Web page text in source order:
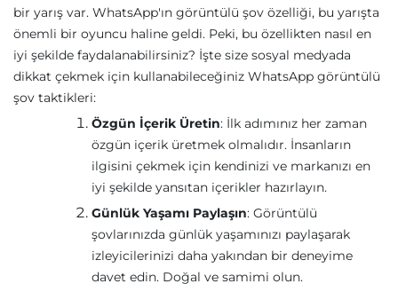
bir yarış var. WhatsApp'ın görüntülü şov özelliği, bu yarışta
önemli bir oyuncu haline geldi. Peki, bu özellikten nasıl en
iyi şekilde faydalanabilirsiniz? İşte size sosyal medyada
dikkat çekmek için kullanabileceğiniz WhatsApp görüntülü
şov taktikleri:
Özgün İçerik Üretin: İlk adımınız her zaman
özgün içerik üretmek olmalıdır. İnsanların
ilgisini çekmek için kendinizi ve markanızı en
iyi şekilde yansıtan içerikler hazırlayın.
Günlük Yaşamı Paylaşın: Görüntülü
şovlarınızda günlük yaşamınızı paylaşarak
izleyicilerinizi daha yakından bir deneyime
davet edin. Doğal ve samimi olun.